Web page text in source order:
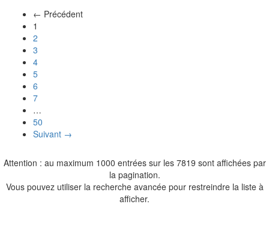
← Précédent
1
2
3
4
5
6
7
…
50
Suivant →
Attention : au maximum 1000 entrées sur les 7819 sont affichées par
la pagination.
Vous pouvez utiliser la recherche avancée pour restreindre la liste à
afficher.